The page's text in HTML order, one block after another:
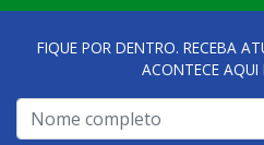
FIQUE POR DENTRO. RECEBA
ACONTECE